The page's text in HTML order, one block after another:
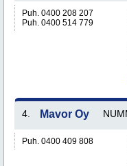
Puh. 0400 208 207
Puh. 0400 514 779
4. Mavor Oy
Puh. 0400 409 808